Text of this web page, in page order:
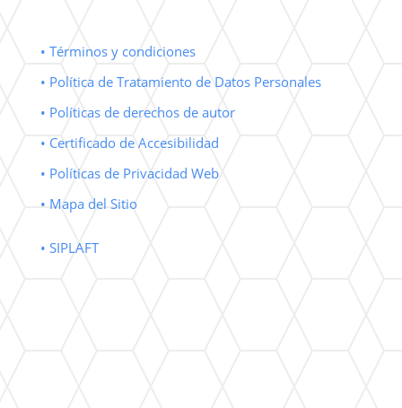
• Términos y condiciones
• Política de Tratamiento de Datos Personales
• Políticas de derechos de autor
• Certificado de Accesibilidad
• Políticas de Privacidad Web
• Mapa del Sitio
• SIPLAFT